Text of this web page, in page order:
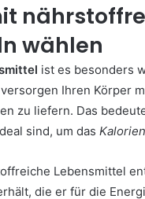
wählen
ist es besonders
Ihren Körper
zu liefern. Das
sind, um das
Lebensmittel
die er für die